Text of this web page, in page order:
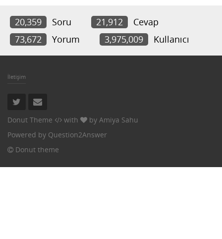
20,359 Soru 21,912
Cevap
73,672
Yorum 3,975,009 Kullanıcı
İletişim
Donut Theme with by Amiya Sahu
Powered by Question2Answer
Donut theme